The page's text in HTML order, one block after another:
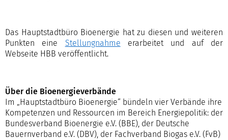
Das Hauptstadtbüro Bioenergie hat zu diesen und weiteren
Punkten eine Stellungnahme erarbeitet und auf der
Webseite HBB veröffentlicht.
Über die Bioenergieverbände
Im „Hauptstadtbüro Bioenergie“ bündeln vier Verbände ihre
Kompetenzen und Ressourcen im Bereich Energiepolitik: der
Bundesverband Bioenergie e.V. (BBE), der Deutsche
Bauernverband e.V. (DBV), der Fachverband Biogas e.V. (FvB)